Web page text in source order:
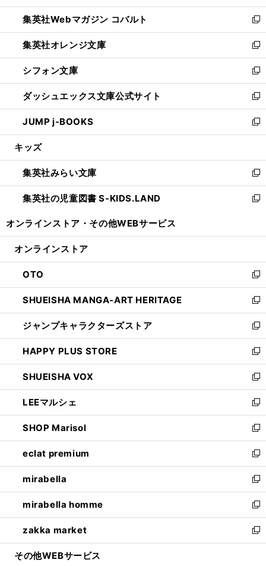
開
く
ウ
で
開
く
ン
ド
ウ
で
開
く
ウ
ィ
ン
ド
ウ
で
開
く
集英社Webマガジン コバルト
新
し
い
ウ
ィ
ン
ド
ウ
で
開
集英社オレンジ文庫
新
し
い
ウ
ィ
ン
ド
ウ
開
く
シフォン文庫
新
し
い
ウ
ィ
ン
ウ
で
開
く
ダッシュエックス文庫公式サイト
新
し
い
ウ
ン
ド
ウ
で
JUMP j-BOOKS
新
し
ウ
ィ
ン
ド
開
キッズ
集英社みらい文庫
新
し
い
ン
ウ
で
開
く
集英社の児童図書 S-KIDS.LAND
新
ウ
ン
ド
ウ
で
開
く
オンラインストア・ その他WEBサービス
オンラインストア
OTO
新
し
い
ウ
ィ
ン
ド
ウ
で
開
く
SHUEISHA MANGA-ART HERITAGE
新
し
い
ウ
ィ
ン
ド
ウ
で
開
く
ジャンプキャラクターズストア
新
し
い
ウ
ィ
ン
ド
ウ
で
開
く
HAPPY PLUS STORE
新
し
い
ウ
ィ
ン
ド
ウ
で
開
く
SHUEISHA VOX
新
し
い
ウ
ィ
ン
ド
ウ
で
開
く
LEEマルシェ
新
し
い
ウ
ィ
ン
ド
ウ
で
開
く
SHOP Marisol
新
し
い
ウ
ィ
ン
ド
ウ
で
開
eclat premium
新
し
い
ウ
ィ
ン
ド
ウ
mirabella
新
し
い
ウ
ィ
ン
mirabella homme
新
し
い
ウ
zakka market
新
し
その他WEBサービス